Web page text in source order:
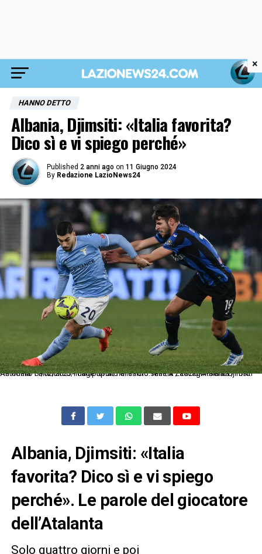
HANNO DETTO
Albania, Djimsiti: «Italia favorita?
Dico sì e vi spiego perché»
Published 2 anni ago on 11 Giugno 2024
By Redazione LazioNews24
As Roma 11/02/2023 - campionato di calcio serie A / Lazio-Atalanta / foto Antonello Sammarco/Image Sport nella foto: Mattia Zaccagni-Berat Djimsiti
Albania, Djimsiti: «Italia
favorita? Dico sì e vi spiego
perché». Le parole del giocatore
dell’Atalanta
Solo quattro giorni e poi
×